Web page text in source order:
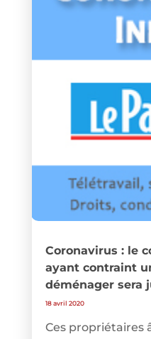
Coronavirus : le
ayant contraint
déménager sera
18 avril 2020
Ces propriétaires